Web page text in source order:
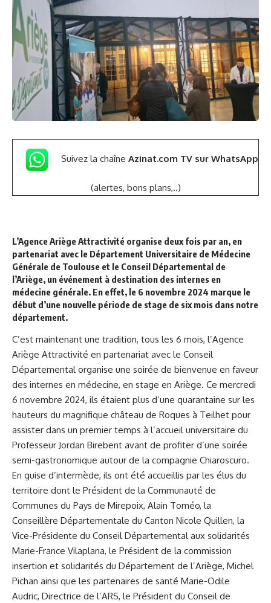
Suivez la chaîne Azinat.com TV sur WhatsApp
(alertes, bons plans,..)
L’Agence Ariège Attractivité organise deux fois par an, en
partenariat avec le Département Universitaire de Médecine
Générale de Toulouse et le Conseil Départemental de
l’Ariège, un événement à destination des internes en
médecine générale. En effet, le 6 novembre 2024 marque le
début d’une nouvelle période de stage de six mois dans notre
département.
C’est maintenant une tradition, tous les 6 mois, l’Agence
Ariège Attractivité en partenariat avec le Conseil
Départemental organise une soirée de bienvenue en faveur
des internes en médecine, en stage en Ariège. Ce mercredi
6 novembre 2024, ils étaient plus d’une quarantaine sur les
hauteurs du magnifique château de Roques à Teilhet pour
assister dans un premier temps à l’accueil universitaire du
Professeur Jordan Birebent avant de profiter d’une soirée
semi-gastronomique autour de la compagnie Chiaroscuro.
En guise d’intermède, ils ont été accueillis par les élus du
territoire dont le Président de la Communauté de
Communes du Pays de Mirepoix, Alain Toméo, la
Conseillère Départementale du Canton Nicole Quillen, la
Vice-Présidente du Conseil Départemental aux solidarités
Marie-France Vilaplana, le Président de la commission
insertion et solidarités du Département de l’Ariège, Michel
Pichan ainsi que les partenaires de santé Marie-Odile
Audric, Directrice de l’ARS, le Président du Conseil de